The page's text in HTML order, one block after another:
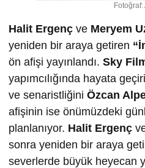
Fotoğraf:
Halit Ergenç ve Meryem
yeniden bir araya getiren
ön afişi yayınlandı. Sky
yapımcılığında hayata
ve senaristliğini Özcan
afişinin ise önümüzdeki
planlanıyor. Halit Ergenç
sonra yeniden bir araya
severlerde büyük heyecan